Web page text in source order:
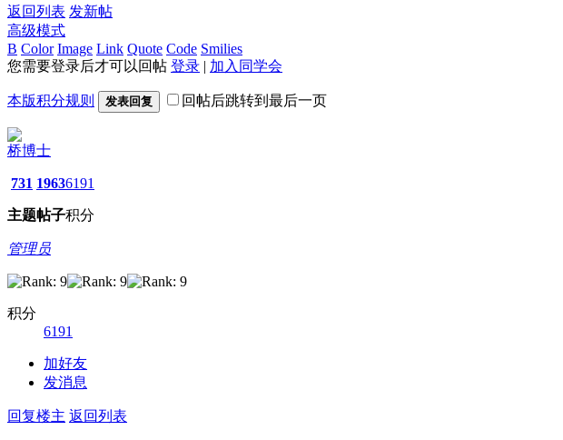
返回列表 发新帖
高级模式
B Color Image Link Quote Code Smilies
您需要登录后才可以回帖 登录 | 加入同学会
本版积分规则 发表回复 回帖后跳转到最后一页
桥博士
731
主题
1963
帖子
6191
积分
管理员
积分
6191
加好友
发消息
回复楼主 返回列表